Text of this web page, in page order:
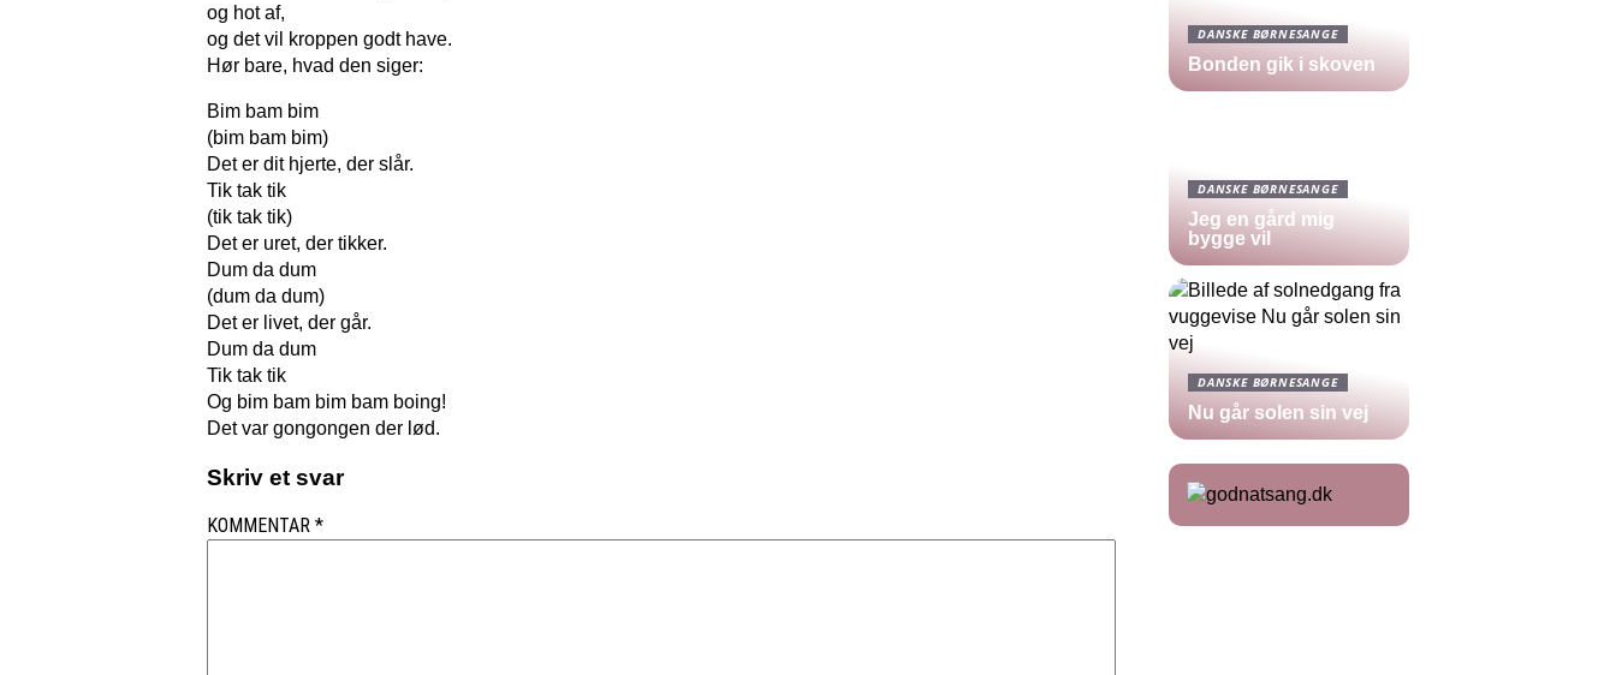
og hot af,
og det vil kroppen godt have.
Hør bare, hvad den siger:
Bim bam bim
(bim bam bim)
Det er dit hjerte, der slår.
Tik tak tik
(tik tak tik)
Det er uret, der tikker.
Dum da dum
(dum da dum)
Det er livet, der går.
Dum da dum
Tik tak tik
Og bim bam bim bam boing!
Det var gongongen der lød.
Skriv et svar
KOMMENTAR *
DANSKE BØRNESANGE
Bonden gik i skoven
DANSKE BØRNESANGE
Jeg en gård mig
bygge vil
DANSKE BØRNESANGE
Nu går solen sin vej